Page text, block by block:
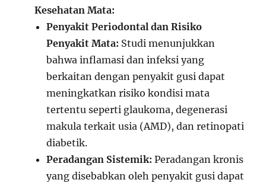
Kesehatan Mata:
Penyakit Periodontal dan Risiko
Penyakit Mata: Studi menunjukkan
bahwa inflamasi dan infeksi yang
berkaitan dengan penyakit gusi dapat
meningkatkan risiko kondisi mata
tertentu seperti glaukoma, degenerasi
makula terkait usia (AMD), dan retinopati
diabetik.
Peradangan Sistemik: Peradangan kronis
yang disebabkan oleh penyakit gusi dapat